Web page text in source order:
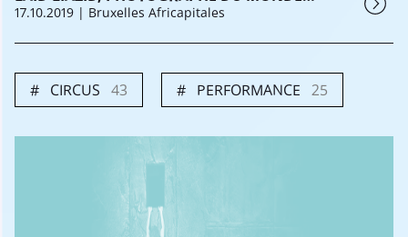
17.10.2019 | Bruxelles Africapitales
CIRCUS 43 PERFORMANCE 25